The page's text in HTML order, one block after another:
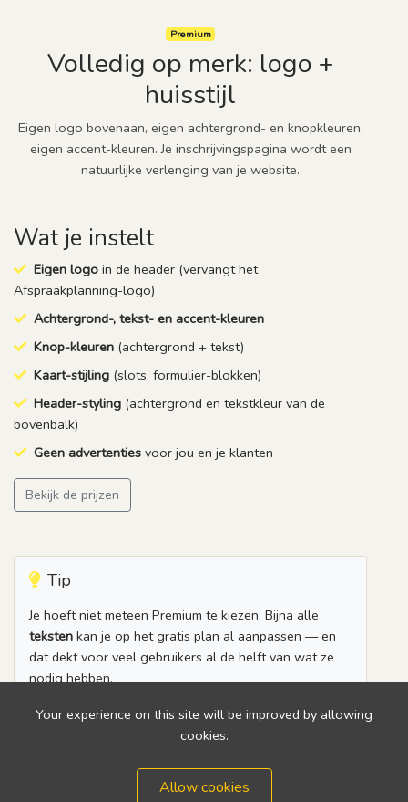
Premium
Volledig op merk: logo +
huisstijl
Eigen logo bovenaan, eigen achtergrond- en knopkleuren,
eigen accent-kleuren. Je inschrijvingspagina wordt een
natuurlijke verlenging van je website.
Wat je instelt
Eigen logo in de header (vervangt het
Afspraakplanning-logo)
Achtergrond-, tekst- en accent-kleuren
Knop-kleuren (achtergrond + tekst)
Kaart-stijling (slots, formulier-blokken)
Header-styling (achtergrond en tekstkleur van de
bovenbalk)
Geen advertenties voor jou en je klanten
Bekijk de prijzen
Tip
Je hoeft niet meteen Premium te kiezen. Bijna alle
teksten kan je op het gratis plan al aanpassen — en
dat dekt voor veel gebruikers al de helft van wat ze
nodig hebben.
Wanneer je klaar bent voor een eigen logo en
kleuren, upgrade je in twee klikken en blijven al je
Your experience on this site will be improved by allowing
cookies.
Allow cookies